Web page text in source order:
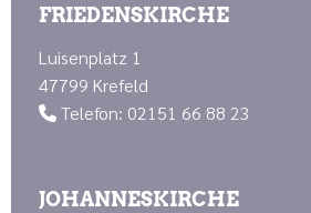
FRIEDENSKIRCHE
Luisenplatz 1
47799 Krefeld
 Telefon: 02151 66 88 23
JOHANNESKIRCHE